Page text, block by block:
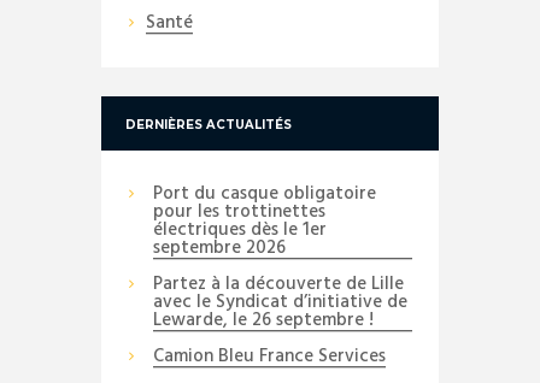
Santé
DERNIÈRES ACTUALITÉS
Port du casque obligatoire
pour les trottinettes
électriques dès le 1er
septembre 2026
Partez à la découverte de Lille
avec le Syndicat d’initiative de
Lewarde, le 26 septembre !
Camion Bleu France Services